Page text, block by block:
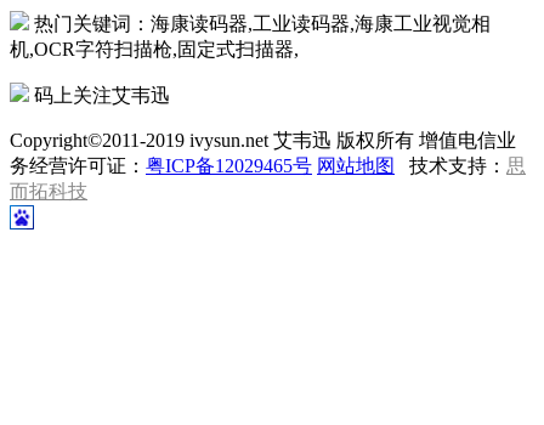
热门关键词：海康读码器,工业读码器,海康工业视觉相
机,OCR字符扫描枪,固定式扫描器,
码上关注艾韦迅
Copyright©2011-2019 ivysun.net 艾韦迅 版权所有 增值电信业
务经营许可证： 粤ICP备12029465号 网站地图 技术支持： 思
而拓科技